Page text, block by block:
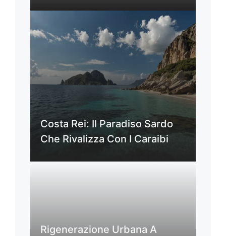
Costa Rei: Il Paradiso Sardo
Che Rivalizza Con I Caraibi
Rigenerazione Urbana A